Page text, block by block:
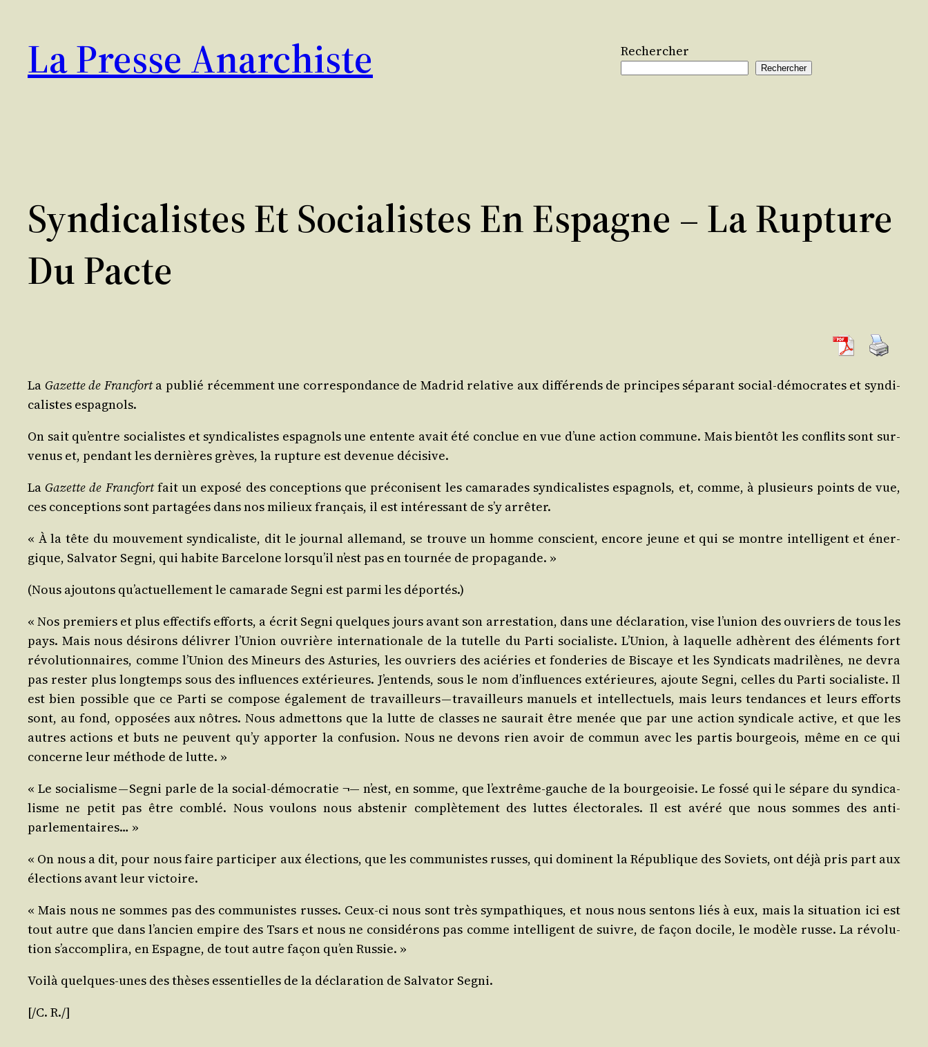
contenu
La Presse Anarchiste Rechercher
Rechercher
Syndicalistes Et Socialistes En Espagne – La Rupture
Du Pacte
La Gazette de Franc­forta publié récem­ment une cor­res­pon­dance de Madrid rela­tive aux dif­fé­rends de prin­cipes sépa­rant social-démo­crates et syn­di­
ca­listes espagnols.
On sait qu’entre socia­listes et syn­di­ca­listes espa­gnols une entente avait été conclue en vue d’une action com­mune. Mais bien­tôt les conflits sont sur­
ve­nus et, pen­dant les der­nières grèves, la rup­ture est deve­nue décisive.
LaGazette de Franc­fortfait un expo­sé des concep­tions que pré­co­nisent les cama­rades syn­di­ca­listes espa­gnols, et, comme, à plu­sieurs points de vue,
ces concep­tions sont par­ta­gées dans nos milieux fran­çais, il est inté­res­sant de s’y arrêter.
« À la tête du mou­ve­ment syn­di­ca­liste, dit le jour­nal alle­mand, se trouve un homme conscient, encore jeune et qui se montre intel­li­gent et éner­
gique, Sal­va­tor Segni, qui habite Bar­ce­lone lorsqu’il n’est pas en tour­née de propagande. »
(Nous ajou­tons qu’actuellement le cama­rade Segni est par­mi les déportés.)
« Nos pre­miers et plus effec­tifs efforts, a écrit Segni quelques jours avant son arres­ta­tion, dans une décla­ra­tion, vise l’union des ouvriers de tous les
pays. Mais nous dési­rons déli­vrer l’Union ouvrière inter­na­tio­nale de la tutelle du Par­ti socia­liste. L’Union, à laquelle adhèrent des élé­ments fort
révo­lu­tion­naires, comme l’Union des Mineurs des Astu­ries, les ouvriers des acié­ries et fon­de­ries de Bis­caye et les Syn­di­cats madri­lènes, ne devra
pas res­ter plus long­temps sous des influences exté­rieures. J’entends, sous le nom d’influences exté­rieures, ajoute Segni, celles du Par­ti socia­liste. Il
est bien pos­sible que ce Par­ti se com­pose éga­le­ment de tra­vailleurs — tra­vailleurs manuels et intel­lec­tuels, mais leurs ten­dances et leurs efforts
sont, au fond, oppo­sées aux nôtres. Nous admet­tons que la lutte de classes ne sau­rait être menée que par une action syn­di­cale active, et que les
autres actions et buts ne peuvent qu’y appor­ter la confu­sion. Nous ne devons rien avoir de com­mun avec les par­tis bour­geois, même en ce qui
concerne leur méthode de lutte. »
« Le socia­lisme — Segni parle de la social-démo­cra­tie ¬— n’est, en somme, que l’extrême-gauche de la bour­geoi­sie. Le fos­sé qui le sépare du syn­di­ca­
lisme ne petit pas être com­blé. Nous vou­lons nous abs­te­nir com­plè­te­ment des luttes élec­to­rales. Il est avé­ré que nous sommes des anti-
parlementaires… »
« On nous a dit, pour nous faire par­ti­ci­per aux élec­tions, que les com­mu­nistes russes, qui dominent la Répu­blique des Soviets, ont déjà pris part aux
élec­tions avant leur victoire.
« Mais nous ne sommes pas des com­mu­nistes russes. Ceux-ci nous sont très sym­pa­thiques, et nous nous sen­tons liés à eux, mais la situa­tion ici est
tout autre que dans l’ancien empire des Tsars et nous ne consi­dé­rons pas comme intel­li­gent de suivre, de façon docile, le modèle russe. La révo­lu­
tion s’accomplira, en Espagne, de tout autre façon qu’en Russie. »
Voi­là quelques-unes des thèses essen­tielles de la décla­ra­tion de Sal­va­tor Segni.
[/​C. R./]